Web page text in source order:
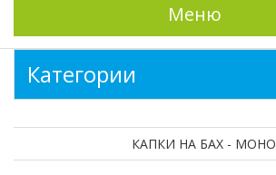
Меню
КАПКИ НА БАХ - МОНО
Категории